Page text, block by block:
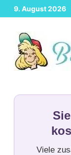
Zurück
zum
Inhalt
9. August 2026
Viele